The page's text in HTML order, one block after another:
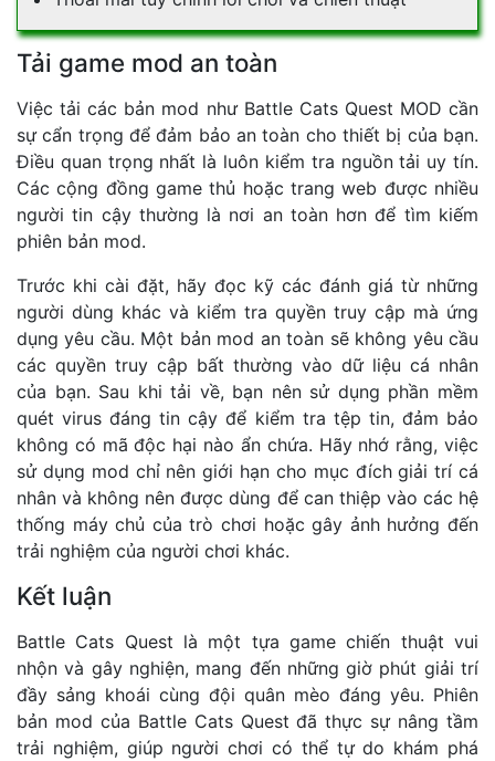
Tải game mod an toàn
Việc tải các bản mod như Battle Cats Quest MOD cần
sự cẩn trọng để đảm bảo an toàn cho thiết bị của bạn.
Điều quan trọng nhất là luôn kiểm tra nguồn tải uy tín.
Các cộng đồng game thủ hoặc trang web được nhiều
người tin cậy thường là nơi an toàn hơn để tìm kiếm
phiên bản mod.
Trước khi cài đặt, hãy đọc kỹ các đánh giá từ những
người dùng khác và kiểm tra quyền truy cập mà ứng
dụng yêu cầu. Một bản mod an toàn sẽ không yêu cầu
các quyền truy cập bất thường vào dữ liệu cá nhân
của bạn. Sau khi tải về, bạn nên sử dụng phần mềm
quét virus đáng tin cậy để kiểm tra tệp tin, đảm bảo
không có mã độc hại nào ẩn chứa. Hãy nhớ rằng, việc
sử dụng mod chỉ nên giới hạn cho mục đích giải trí cá
nhân và không nên được dùng để can thiệp vào các hệ
thống máy chủ của trò chơi hoặc gây ảnh hưởng đến
trải nghiệm của người chơi khác.
Kết luận
Battle Cats Quest là một tựa game chiến thuật vui
nhộn và gây nghiện, mang đến những giờ phút giải trí
đầy sảng khoái cùng đội quân mèo đáng yêu. Phiên
bản mod của Battle Cats Quest đã thực sự nâng tầm
trải nghiệm, giúp người chơi có thể tự do khám phá